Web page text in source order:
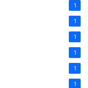
1
1
1
1
1
1